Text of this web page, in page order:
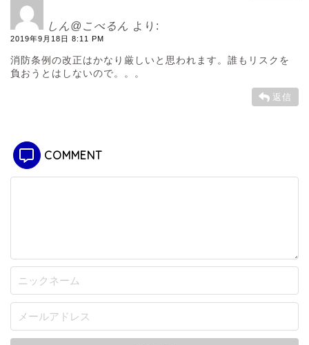
しん@こべるん より:
2019年9月18日 8:11 PM
消防条例の改正はかなり厳しいと思われます。誰もリスクを
負おうとはしないので。。。
返信
COMMENT